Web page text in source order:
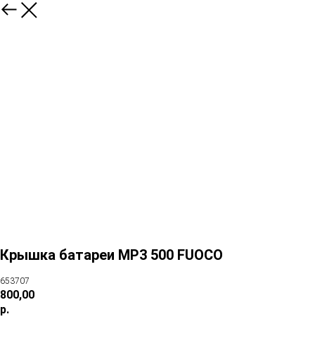
Крышка батареи MP3 500 FUOCO
653707
800,00
р.